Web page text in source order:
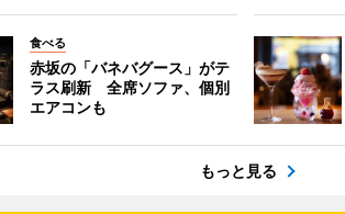
食べる
赤坂の「バネバグース」がテ
ラス刷新 全席ソファ、個別
エアコンも
もっと見る